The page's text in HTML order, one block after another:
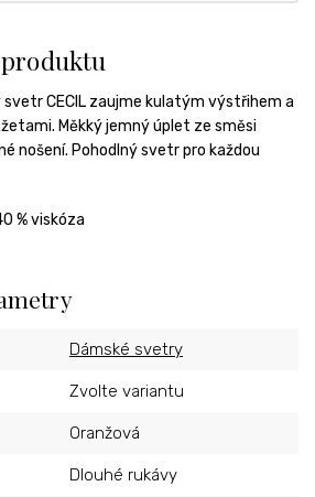
CECIL zaujme kulatým výstřihem a
Měkký jemný úplet ze směsi
nošení. Pohodlný svetr pro každou
% viskóza
Dámské svetry
Zvolte variantu
Oranžová
Dlouhé rukávy